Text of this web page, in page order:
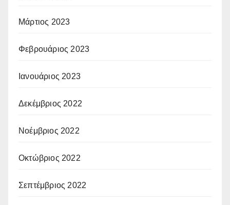
Μάρτιος 2023
Φεβρουάριος 2023
Ιανουάριος 2023
Δεκέμβριος 2022
Νοέμβριος 2022
Οκτώβριος 2022
Σεπτέμβριος 2022